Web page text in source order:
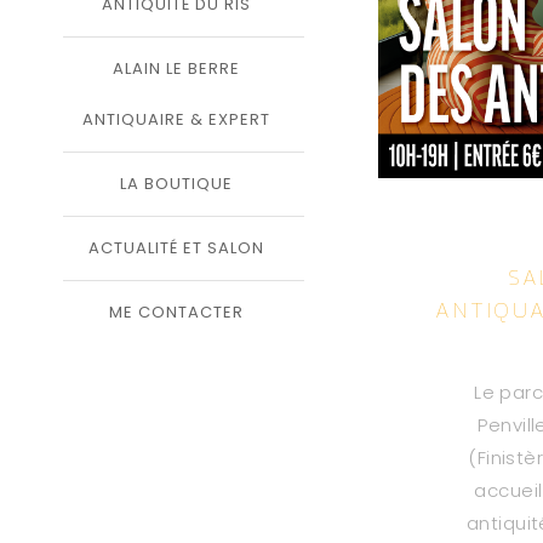
ALAIN LE BERRE
ANTIQUAIRE & EXPERT
LA BOUTIQUE
ACTUALITÉ ET SALON
ME CONTACTER
Le